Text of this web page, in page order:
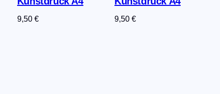
9,50 € 9,50€